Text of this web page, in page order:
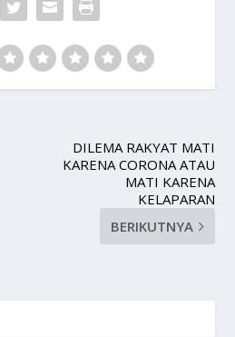
DILEMA RAKYAT MATI
KARENA CORONA ATAU
MATI KARENA
KELAPARAN
BERIKUTNYA